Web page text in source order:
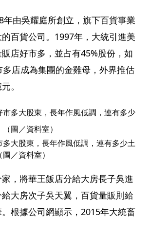
年由吳耀庭所創立，旗下百貨事業
百貨公司。1997年，大統引進美
店好市多，並占有45%股份，如
店成為集團的金雞母，外界推估
。
大股東，長年作風低調，連有多少土
／資料室）
，將華王飯店分給大房長子吳進
大房次子吳天翼，百貨量販則給
根據公司網顯示，2015年大統畜